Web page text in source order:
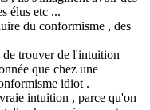
élus etc ...
du conformisme , des
de trouver de l'intuition
que chez une
idiot .
intuition , parce qu'on